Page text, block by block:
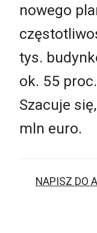
nowego
tys.
ok. 55
Szacuje
mln euro.
NAPISZ DO